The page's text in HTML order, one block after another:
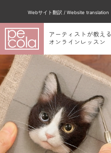
Webサイト翻訳 / Website translation
アーティストが教える
オンラインレッスン